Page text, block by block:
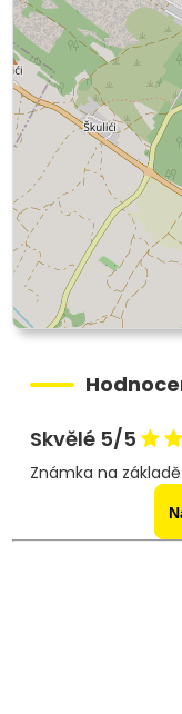
Skvělé 5/5
Známka na